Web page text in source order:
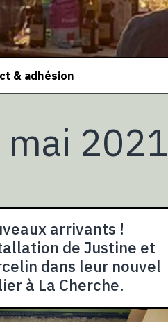
& adhésion
mai 2021
arrivants !
de Justine et
dans leur nouvel
à La Cherche.